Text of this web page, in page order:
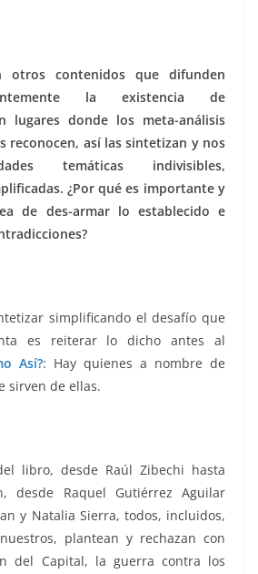
contenidos que difunden
la existencia de
lugares donde los meta-análisis
reconocen, así las sintetizan y nos
temáticas indivisibles,
¿Por qué es importante y
de des-armar lo establecido e
simplificando el desafío que
es reiterar lo dicho antes al
Así?: Hay quienes a nombre de
sirven de ellas.
libro, desde Raúl Zibechi hasta
desde Raquel Gutiérrez Aguilar
y Natalia Sierra, todos, incluidos,
plantean y rechazan con
del Capital, la guerra contra los